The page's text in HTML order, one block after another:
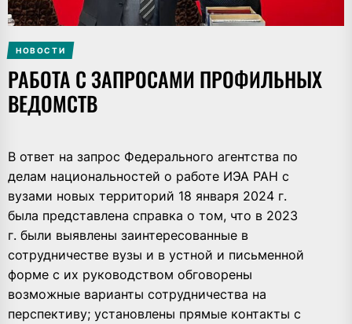
НОВОСТИ
РАБОТА С ЗАПРОСАМИ ПРОФИЛЬНЫХ
ВЕДОМСТВ
В ответ на запрос Федерального агентства по
делам национальностей о работе ИЭА РАН с
вузами новых территорий 18 января 2024 г.
была представлена справка о том, что в 2023
г. были выявлены заинтересованные в
сотрудничестве вузы и в устной и письменной
форме с их руководством обговорены
возможные варианты сотрудничества на
перспективу; установлены прямые контакты с